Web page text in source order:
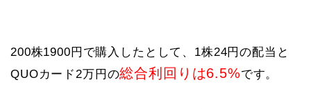
200株1900円で購入したとして、1株24円の配当と
QUOカード2万円の総合利回りは6.5%です。